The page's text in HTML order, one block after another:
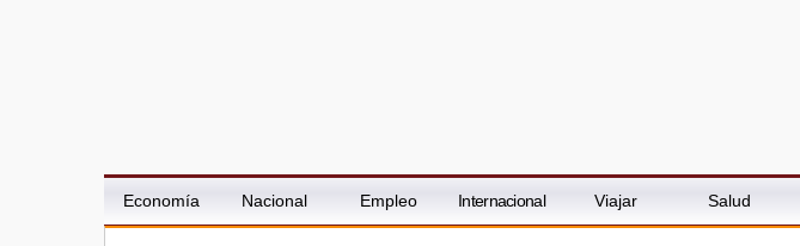
Economía Nacional Empleo Internacional Viajar Salud